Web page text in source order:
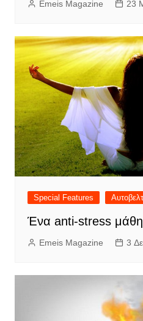
Emeis Magazine 23
Special Features
Ένα anti-stress
Emeis Magazine 3